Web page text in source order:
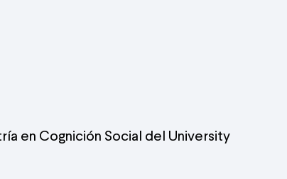
en Cognición Social del University